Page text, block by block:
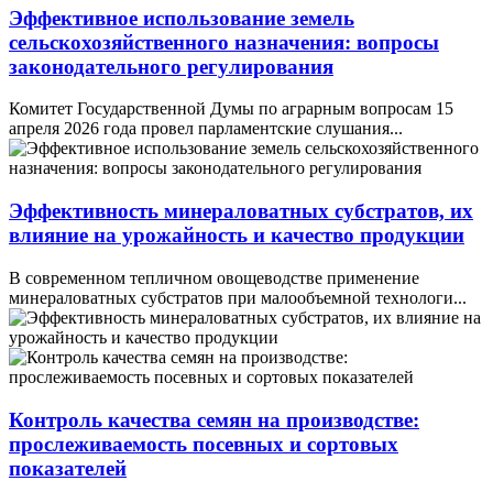
Эффективное использование земель
сельскохозяйственного назначения: вопросы
законодательного регулирования
Комитет Государственной Думы по аграрным вопросам 15
апреля 2026 года провел парламентские слушания...
Эффективность минераловатных субстратов, их
влияние на урожайность и качество продукции
В современном тепличном овощеводстве применение
минераловатных субстратов при малообъемной технологи...
Контроль качества семян на производстве:
прослеживаемость посевных и сортовых
показателей